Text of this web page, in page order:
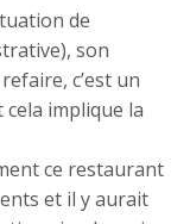
de
son
c’est un
implique la
ce restaurant
et il y aurait